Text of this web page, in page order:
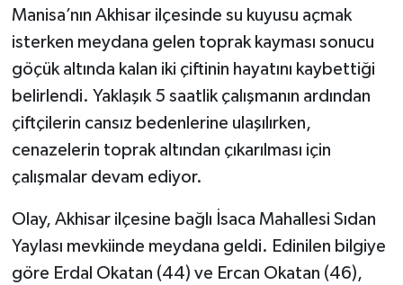
Manisa’nın Akhisar ilçesinde su kuyusu açmak
isterken meydana gelen toprak kayması sonucu
göçük altında kalan iki çiftinin hayatını kaybettiği
belirlendi. Yaklaşık 5 saatlik çalışmanın ardından
çiftçilerin cansız bedenlerine ulaşılırken,
cenazelerin toprak altından çıkarılması için
çalışmalar devam ediyor.
Olay, Akhisar ilçesine bağlı İsaca Mahallesi Sıdan
Yaylası mevkiinde meydana geldi. Edinilen bilgiye
göre Erdal Okatan (44) ve Ercan Okatan (46),